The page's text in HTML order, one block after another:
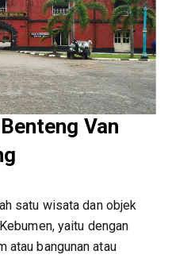
Van
satu wisata dan objek
yaitu dengan
atau bangunan atau